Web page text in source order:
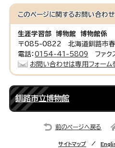
このページに関するお問い合わせ
生涯学習部 博物館 博物館係
〒085-0822 北海道釧路市
電話：0154-41-5809
ファ
お問い合わせは専用フォーム
釧路市立博物館
前のページへ戻る
サイトマップ